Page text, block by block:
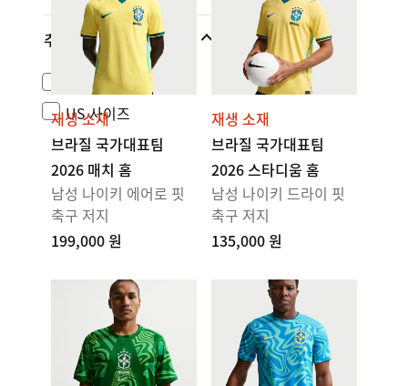
추가 사이즈
아시아 사이즈
US 사이즈
재생 소재
브라질 국가대표팀
2026 매치 홈
남성 나이키 에어로 핏
축구 저지
199,000 원
재생 소재
브라질 국가대표팀
2026 스타디움 홈
남성 나이키 드라이 핏
축구 저지
135,000 원